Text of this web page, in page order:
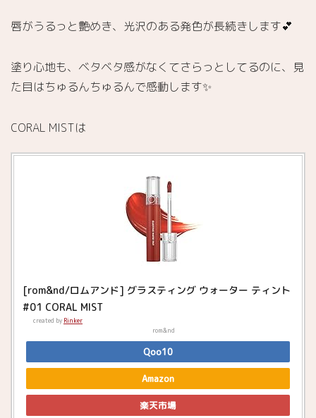
ゼロベ
ント
#05
5.
ブ
におす
ングテ
ィント
#12
CHERRY
グラス
唇がうるっと艶めき、光沢のある発色が長続きします💕
塗り心地も、ベタベタ感がなくてさらっとしてるのに、見
た目はちゅるんちゅるんで感動します✨
CORAL MISTは
[rom&nd/ロムアンド] グラスティング ウォーター ティント
#01 CORAL MIST
created by Rinker
rom&nd
Qoo10
Amazon
楽天市場